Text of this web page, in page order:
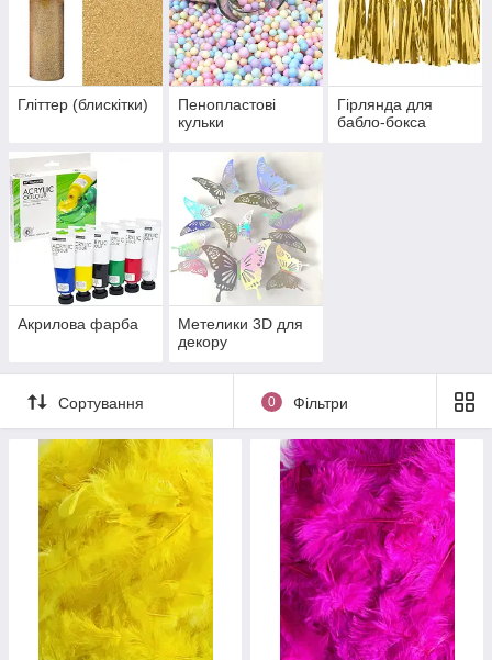
Гліттер (блискітки)
Пенопластові
кульки
Гірлянда для
бабло-бокса
Акрилова фарба
Метелики 3D для
декору
Сортування 0 Фільтри